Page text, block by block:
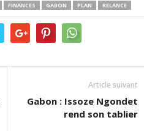
FINANCES GABON PLAN RELANCE
Article suivant
Gabon : Issoze Ngondet
rend son tablier